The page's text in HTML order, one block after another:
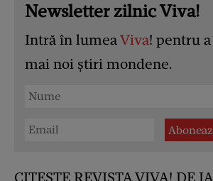
Newsletter zilnic Viva!
Intră în lumeaViva! pentru
mai noi știri mondene.
CITEȘTE REVISTA VIVA! DE